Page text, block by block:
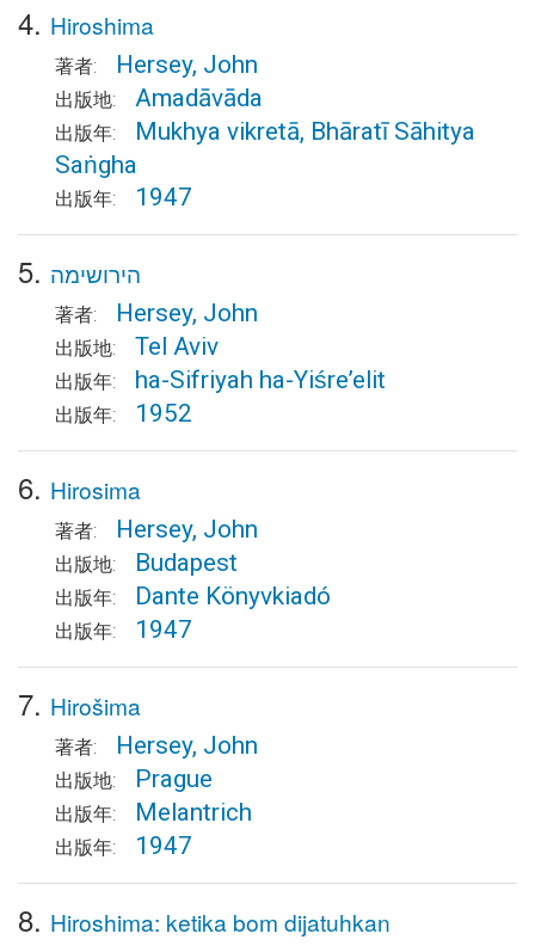
4. Hiroshima
著者: Hersey, John
出版地: Amadāvāda
出版年:
Mukhya vikretā, Bhāratī Sāhitya
Saṅgha
出版年: 1947
5. הירושימה
著者: Hersey, John
出版地: Tel Aviv
出版年: ha-Sifriyah ha-Yiśreʼelit
出版年: 1952
6. Hirosima
著者: Hersey, John
出版地: Budapest
出版年: Dante Könyvkiadó
出版年: 1947
7. Hirošima
著者: Hersey, John
出版地: Prague
出版年: Melantrich
出版年: 1947
8. Hiroshima: ketika bom dijatuhkan